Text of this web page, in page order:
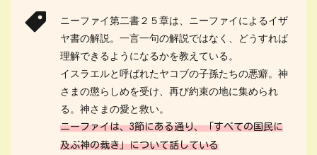
ニーファイ第二書２５章は、ニーファイによるイザ
ヤ書の解説。一言一句の解説ではなく、どうすれば
理解できるようになるかを教えている。
イスラエルと呼ばれたヤコブの子孫たちの悪癖。神
さまの懲らしめを受け、再び約束の地に集められ
る。神さまの愛と救い。
ニーファイは、3節にある通り、「すべての国民に
及ぶ神の裁き」について話している